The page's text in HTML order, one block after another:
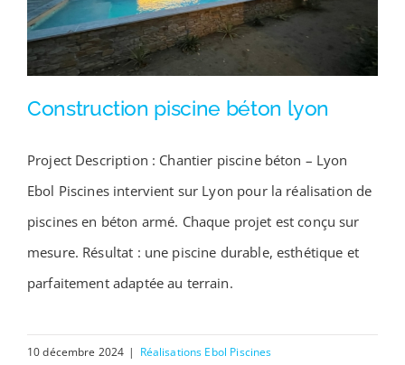
Construction piscine béton lyon
Project Description : Chantier piscine béton – Lyon
Ebol Piscines intervient sur Lyon pour la réalisation de
piscines en béton armé. Chaque projet est conçu sur
mesure. Résultat : une piscine durable, esthétique et
parfaitement adaptée au terrain.
10 décembre 2024 | Réalisations Ebol Piscines